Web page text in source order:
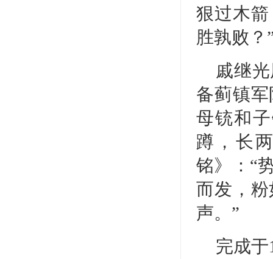
狠过木
胜孰败？
戚继
备蓟镇
母铳和
蹲，长
铭》：“
而发，
声。”
完成